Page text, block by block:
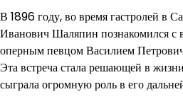
В 1896 году, во время гастролей в
Иванович Шаляпин познакомился
оперным певцом Василием
Эта встреча стала решающей в
сыграла огромную роль в его